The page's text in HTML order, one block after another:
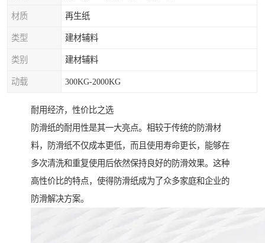
材质 再生纸
类型 建材辅料
类别 建材辅料
动载 300KG-2000KG
耐用经济，性价比之选
防滑纸的耐用性是其一大亮点。相较于传统的防滑材
料，防滑纸不仅成本更低，而且使用寿命更长，能够在
多次清洗和重复使用后依然保持良好的防滑效果。这种
高性价比的特点，使得防滑纸成为了众多家庭和企业的
防滑解决方案。